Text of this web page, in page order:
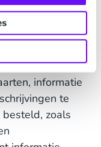
is ook een
te
informatie
te
zoals